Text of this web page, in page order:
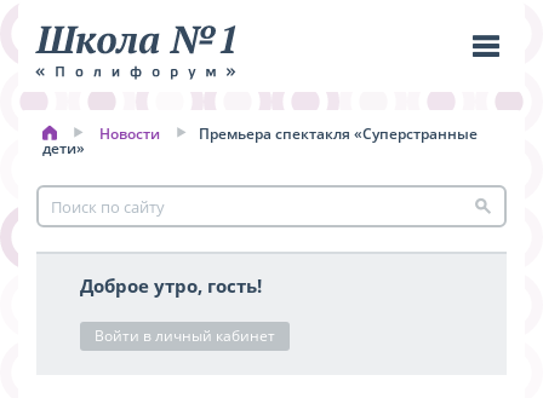
меню
Новости Премьера спектакля «Суперстранные
дети»
Доброе утро, гость!
Войти в личный кабинет